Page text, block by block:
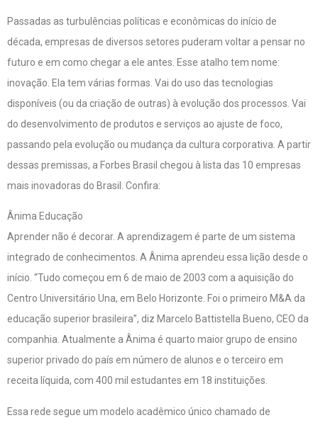
Passadas as turbulências políticas e econômicas do início de
década, empresas de diversos setores puderam voltar a pensar no
futuro e em como chegar a ele antes. Esse atalho tem nome:
inovação. Ela tem várias formas. Vai do uso das tecnologias
disponíveis (ou da criação de outras) à evolução dos processos. Vai
do desenvolvimento de produtos e serviços ao ajuste de foco,
passando pela evolução ou mudança da cultura corporativa. A partir
dessas premissas, a Forbes Brasil chegou à lista das 10 empresas
mais inovadoras do Brasil. Confira:
Ânima Educação
Aprender não é decorar. A aprendizagem é parte de um sistema
integrado de conhecimentos. A Ânima aprendeu essa lição desde o
início. “Tudo começou em 6 de maio de 2003 com a aquisição do
Centro Universitário Una, em Belo Horizonte. Foi o primeiro M&A da
educação superior brasileira”, diz Marcelo Battistella Bueno, CEO da
companhia. Atualmente a Ânima é quarto maior grupo de ensino
superior privado do país em número de alunos e o terceiro em
receita líquida, com 400 mil estudantes em 18 instituições.
Essa rede segue um modelo acadêmico único chamado de